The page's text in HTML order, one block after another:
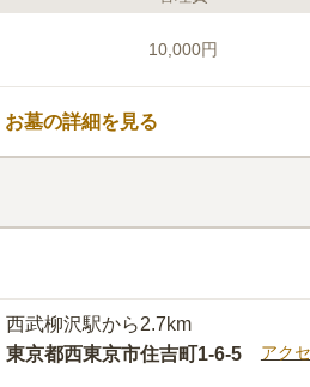
ライフドット編集部のコメント
いない方やペットと一緒に
い永代供養墓です。初期費
まれているため、将来の追
ラスの観音様が見守る園内は
には快適な「長昌寺terrace
10,000円
お墓の詳細を見る
西武柳沢駅から2.7km
東京都西東京市住吉町1-6-5
アク